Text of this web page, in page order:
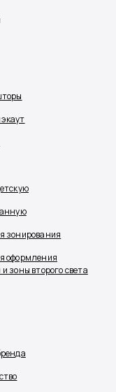
зонирования
оформления
зоны второго света